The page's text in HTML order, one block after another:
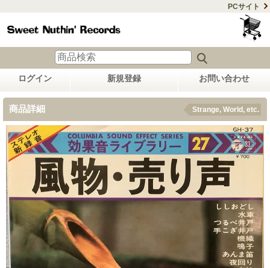
PCサイト
ログイン 新規登録 お問い合わせ
商品詳細 Strange, World, etc.